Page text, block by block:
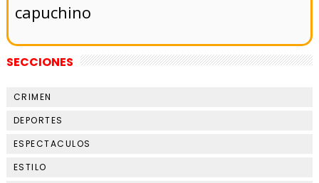
capuchino
SECCIONES
CRIMEN
DEPORTES
ESPECTACULOS
ESTILO